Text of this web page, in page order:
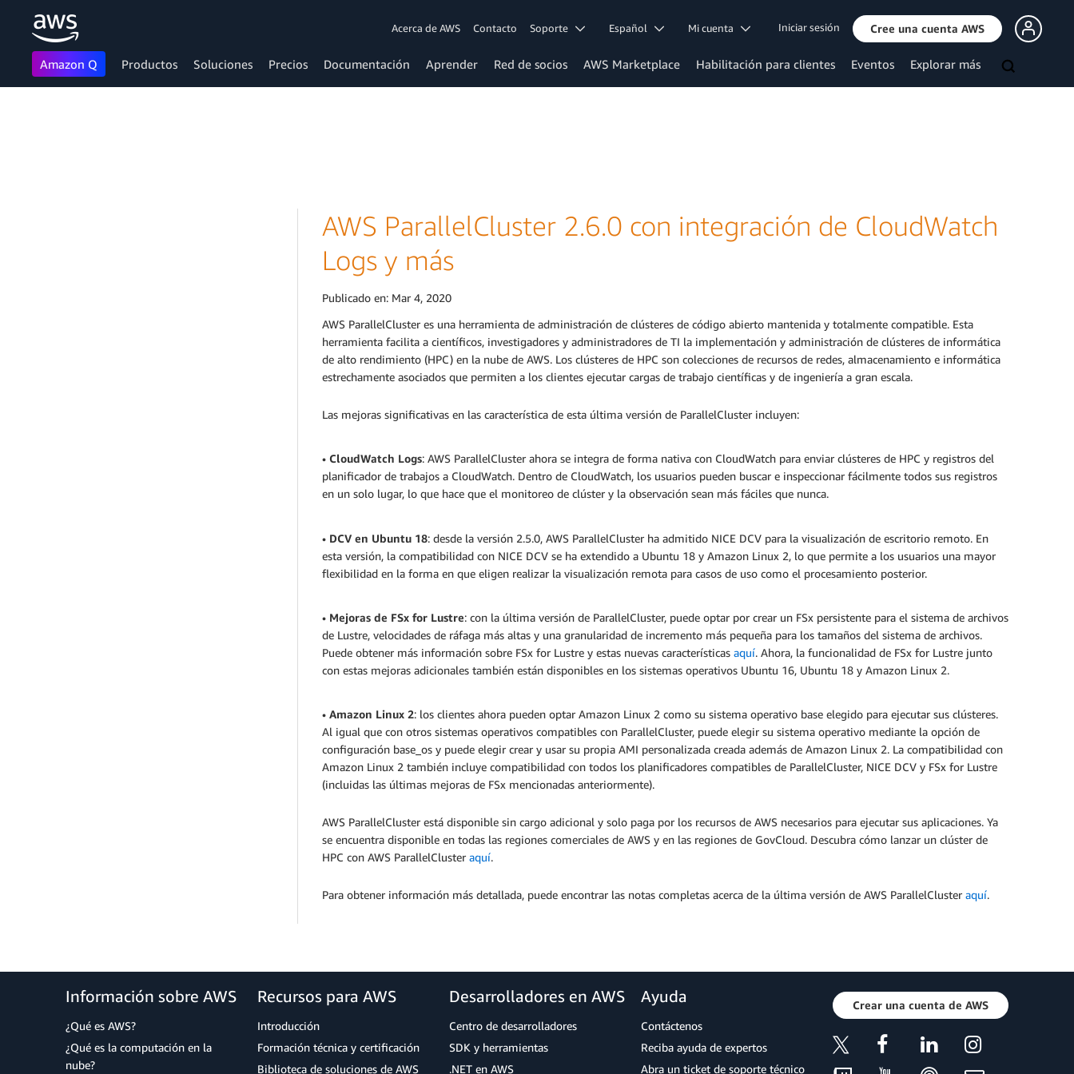
Acerca de AWS Contacto Soporte Español Mi cuenta Iniciar sesión Cree una cuenta AWS
Amazon Q Productos Soluciones Precios Documentación Aprender Red de socios AWS Marketplace Habilitación para clientes Eventos Explorar más
AWS ParallelCluster 2.6.0 con integración de CloudWatch
Logs y más
Publicado en: Mar 4, 2020
AWS ParallelCluster es una herramienta de administración de clústeres de código abierto mantenida y totalmente compatible. Esta
herramienta facilita a científicos, investigadores y administradores de TI la implementación y administración de clústeres de informática
de alto rendimiento (HPC) en la nube de AWS. Los clústeres de HPC son colecciones de recursos de redes, almacenamiento e informática
estrechamente asociados que permiten a los clientes ejecutar cargas de trabajo científicas y de ingeniería a gran escala.
Las mejoras significativas en las característica de esta última versión de ParallelCluster incluyen:
• CloudWatch Logs: AWS ParallelCluster ahora se integra de forma nativa con CloudWatch para enviar clústeres de HPC y registros del
planificador de trabajos a CloudWatch. Dentro de CloudWatch, los usuarios pueden buscar e inspeccionar fácilmente todos sus registros
en un solo lugar, lo que hace que el monitoreo de clúster y la observación sean más fáciles que nunca.
• DCV en Ubuntu 18: desde la versión 2.5.0, AWS ParallelCluster ha admitido NICE DCV para la visualización de escritorio remoto. En
esta versión, la compatibilidad con NICE DCV se ha extendido a Ubuntu 18 y Amazon Linux 2, lo que permite a los usuarios una mayor
flexibilidad en la forma en que eligen realizar la visualización remota para casos de uso como el procesamiento posterior.
• Mejoras de FSx for Lustre: con la última versión de ParallelCluster, puede optar por crear un FSx persistente para el sistema de archivos
de Lustre, velocidades de ráfaga más altas y una granularidad de incremento más pequeña para los tamaños del sistema de archivos.
Puede obtener más información sobre FSx for Lustre y estas nuevas características aquí. Ahora, la funcionalidad de FSx for Lustre junto
con estas mejoras adicionales también están disponibles en los sistemas operativos Ubuntu 16, Ubuntu 18 y Amazon Linux 2.
• Amazon Linux 2: los clientes ahora pueden optar Amazon Linux 2 como su sistema operativo base elegido para ejecutar sus clústeres.
Al igual que con otros sistemas operativos compatibles con ParallelCluster, puede elegir su sistema operativo mediante la opción de
configuración base_os y puede elegir crear y usar su propia AMI personalizada creada además de Amazon Linux 2. La compatibilidad con
Amazon Linux 2 también incluye compatibilidad con todos los planificadores compatibles de ParallelCluster, NICE DCV y FSx for Lustre
(incluidas las últimas mejoras de FSx mencionadas anteriormente).
AWS ParallelCluster está disponible sin cargo adicional y solo paga por los recursos de AWS necesarios para ejecutar sus aplicaciones. Ya
se encuentra disponible en todas las regiones comerciales de AWS y en las regiones de GovCloud. Descubra cómo lanzar un clúster de
HPC con AWS ParallelCluster aquí.
Para obtener información más detallada, puede encontrar las notas completas acerca de la última versión de AWS ParallelCluster aquí.
Información sobre AWS
¿Qué es AWS?
¿Qué es la computación en la
nube?
Recursos para AWS
Introducción
Formación técnica y certificación
Biblioteca de soluciones de AWS
Desarrolladores en AWS
Centro de desarrolladores
SDK y herramientas
.NET en AWS
Ayuda
Contáctenos
Reciba ayuda de expertos
Abra un ticket de soporte técnico
Crear una cuenta de AWS